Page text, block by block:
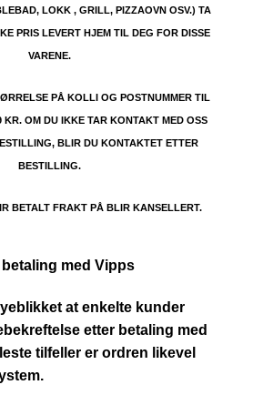
LOKK , GRILL, PIZZAOVN OSV.) TA
PRIS LEVERT HJEM TIL DEG FOR DISSE
VARENE.
PÅ KOLLI OG POSTNUMMER TIL
KR. OM DU IKKE TAR KONTAKT MED OSS
BLIR DU KONTAKTET ETTER
BESTILLING.
BETALT FRAKT PÅ BLIR KANSELLERT.
med Vipps
at enkelte kunder
etter betaling med
tilfeller er ordren likevel